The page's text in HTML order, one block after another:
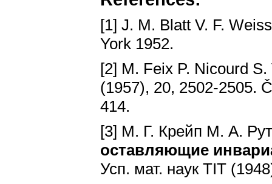
[1] J. M. Blatt V. F.
York 1952.
[2] M. Feix P. Nicourd
(1957), 20, 2502-2505.
414.
[3] M. Г. Крейп M. А.
оставляющие
Усп. мат. наук TIT